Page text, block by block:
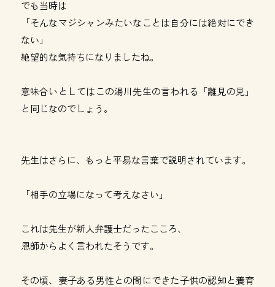
でも当時は
「そんなマジシャンみたいなことは自分には絶対にでき
ない」
絶望的な気持ちになりましたね。
意味合いとしてはこの湯川先生の言われる「離見の見」
と同じなのでしょう。
先生はさらに、もっと平易な言葉で説明されています。
「相手の立場になって考えなさい」
これは先生が新人弁護士だったこころ、
恩師からよく言われたそうです。
その頃、妻子ある男性との間にできた子供の認知と養育